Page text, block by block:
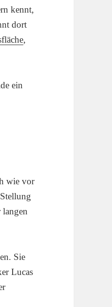
kennt,
dort
,
ein
wie vor
langen
Sie
Lucas